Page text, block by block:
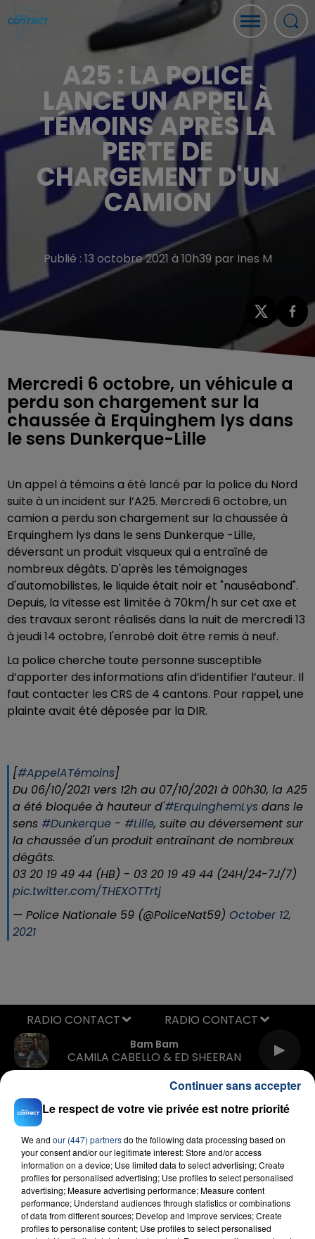
A25 : LA POLICE
LANCE UN APPEL À
TÉMOINS APRÈS LA
PERTE DE
CHARGEMENT D'UN
CAMION
Publié : 13 octobre 2021 à 10h39 par Ines M
Mercredi 6 octobre, un véhicule a
perdu son chargement sur la
chaussée à Erquinghem lys dans
le sens Dunkerque-Lille
Un appel à témoins a été lancé par la police du Nord
suite à un incident sur l’A25. Mercredi 6 octobre, un
camion a perdu son chargement sur la chaussée à
Erquinghem lys dans le sens Dunkerque -Lille,
déversant un produit visqueux qui a entraîné de
nombreux dégâts. D'après les témoignages
d'automobilistes, le liquide était noir et "nauséabond".
Depuis, la vitesse est limitée à 70km/h sur cet axe et
des travaux seront réalisés dans la nuit de mercredi 13
à jeudi 14 octobre, l'enrobé doit être remis à neuf.
La police cherche toute personne susceptible
d’apporter des informations afin d’identifier l’auteur. Il
faut contacter les CRS de 4 cantons. Pour rappel, une
plainte avait été déposée par la DIR.
[#AppelATémoins]
Du 06/10/2021 vers 12h au 07/10/2021 à 00h30, la A25
a été bloquée à hauteur d'#ErquinghemLys dans le
sens #Dunkerque - #Lille, suite au déversement sur
la chaussée d'un produit entraînant de nombreux
dégâts.
03 20 19 49 44 (HB) - 03 20 19 49 44 (24H/24-7J/7)
pic.twitter.com/THEXOTTrtj
— Police Nationale 59 (@PoliceNat59) October 12,
2021
Bam Bam
CAMILA CABELLO & ED SHEERAN
RADIO CONTACT
FIL D'ACTU
Le respect de votre vie privée est notre priorité
We and our (447) partnersdo the following data processing based on
your consent and/or our legitimate interest: Store and/or access
information on a device; Use limited data to select advertising; Create
profiles for personalised advertising; Use profiles to select personalised
advertising; Measure advertising performance; Measure content
performance; Understand audiences through statistics or combinations
of data from different sources; Develop and improve services; Create
profiles to personalise content; Use profiles to select personalised
Continuer sans accepter